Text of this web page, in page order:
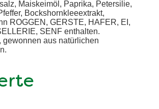
Maiskeimöl, Paprika, Petersilie,
Bockshornkleeextrakt,
ROGGEN, GERSTE, HAFER, EI,
SENF enthalten.
gewonnen aus natürlichen